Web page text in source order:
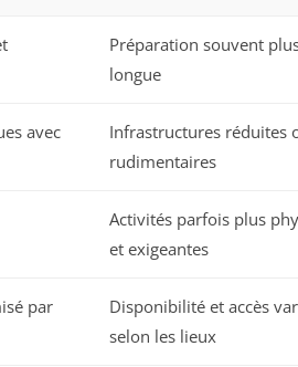
Préparation souvent
longue
avec
Infrastructures réduites
rudimentaires
Activités parfois plus
et exigeantes
par
Disponibilité et accès
selon les lieux